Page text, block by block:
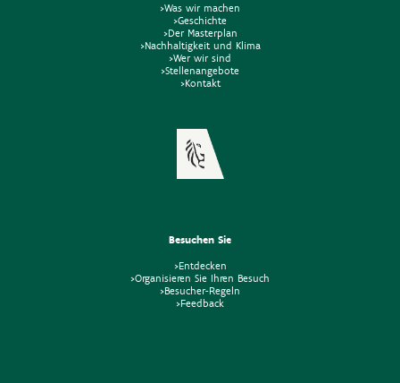
>Was wir machen
>Geschichte
>Der Masterplan
>Nachhaltigkeit und Klima
>Wer wir sind
>Stellenangebote
>Kontakt
Besuchen Sie
>Entdecken
>Organisieren Sie Ihren Besuch
>Besucher-Regeln
>Feedback